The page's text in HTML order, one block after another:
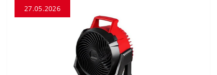
27.05.2026